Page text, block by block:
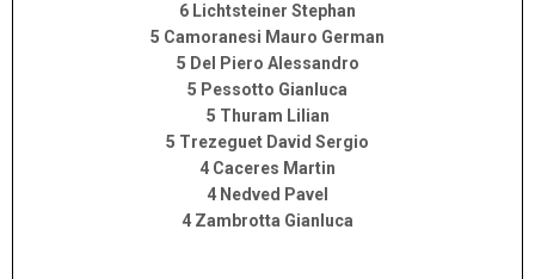
6 Lichtsteiner Stephan
5 Camoranesi Mauro German
5 Del Piero Alessandro
5 Pessotto Gianluca
5 Thuram Lilian
5 Trezeguet David Sergio
4 Caceres Martin
4 Nedved Pavel
4 Zambrotta Gianluca